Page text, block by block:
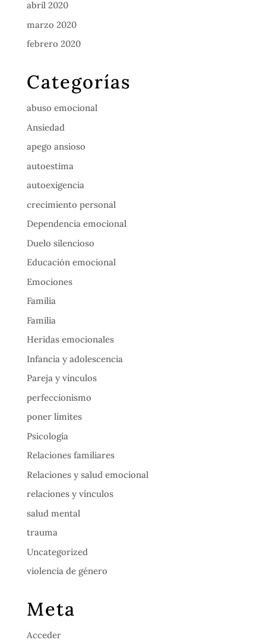
abril 2020
marzo 2020
febrero 2020
Categorías
abuso emocional
Ansiedad
apego ansioso
autoestima
autoexigencia
crecimiento personal
Dependencia emocional
Duelo silencioso
Educación emocional
Emociones
Familia
Familia
Heridas emocionales
Infancia y adolescencia
Pareja y vínculos
perfeccionismo
poner límites
Psicología
Relaciones familiares
Relaciones y salud emocional
relaciones y vínculos
salud mental
trauma
Uncategorized
violencia de género
Meta
Acceder